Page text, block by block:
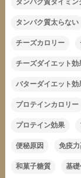
タンパク質タイミン
タンパク質太らない
チーズカロリー
チーズダイエット効
バターダイエット効
プロテインカロリー
プロテイン効果
便秘原因 免疫
和菓子糖質 基